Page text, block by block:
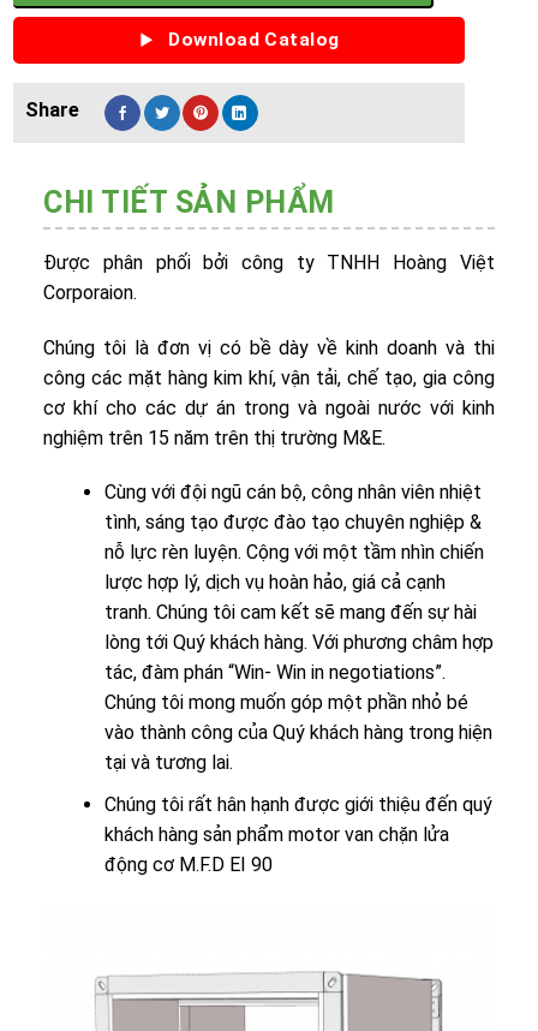
Download Catalog
CHI TIẾT SẢN PHẨM
Được phân phối bởi công ty TNHH Hoàng Việt
Corporaion.
Chúng tôi là đơn vị có bề dày về kinh doanh và thi
công các mặt hàng kim khí, vận tải, chế tạo, gia công
cơ khí cho các dự án trong và ngoài nước với kinh
nghiệm trên 15 năm trên thị trường M&E.
Cùng với đội ngũ cán bộ, công nhân viên nhiệt
tình, sáng tạo được đào tạo chuyên nghiệp &
nỗ lực rèn luyện. Cộng với một tầm nhìn chiến
lược hợp lý, dịch vụ hoàn hảo, giá cả cạnh
tranh. Chúng tôi cam kết sẽ mang đến sự hài
lòng tới Quý khách hàng. Với phương châm hợp
tác, đàm phán “Win- Win in negotiations”.
Chúng tôi mong muốn góp một phần nhỏ bé
vào thành công của Quý khách hàng trong hiện
tại và tương lai.
Chúng tôi rất hân hạnh được giới thiệu đến quý
khách hàng sản phẩm motor van chặn lửa
động cơ M.F.D EI 90